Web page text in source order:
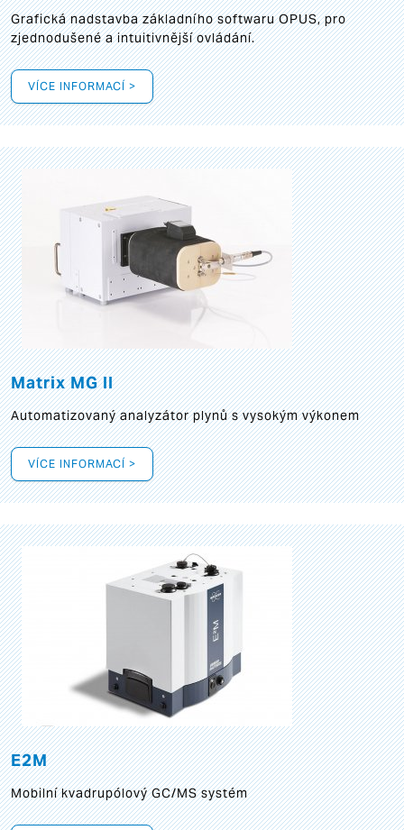
Grafickánadstavba základního softwaru OPUS, pro
zjednodušené a intuitivnější ovládání.
VÍCE INFORMACÍ >
Matrix MG II
Automatizovaný analyzátor plynů s vysokým výkonem
VÍCE INFORMACÍ >
E2M
Mobilní kvadrupólový GC/MS systém